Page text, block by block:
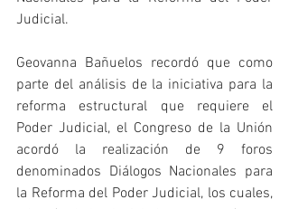
Judicial.
Geovanna Bañuelos recordó que como
parte del análisis de la iniciativa para la
reforma estructural que requiere el
Poder Judicial, el Congreso de la Unión
acordó la realización de 9 foros
denominados Diálogos Nacionales para
la Reforma del Poder Judicial, los cuales,